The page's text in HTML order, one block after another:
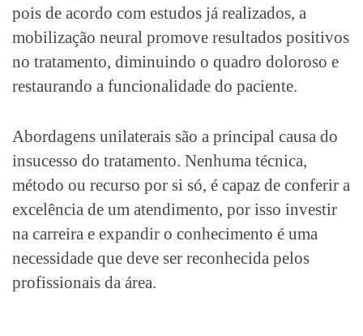
pois de acordo com estudos já realizados, a
mobilização neural promove resultados positivos
no tratamento, diminuindo o quadro doloroso e
restaurando a funcionalidade do paciente.
Abordagens unilaterais são a principal causa do
insucesso do tratamento. Nenhuma técnica,
método ou recurso por si só, é capaz de conferir a
excelência de um atendimento, por isso investir
na carreira e expandir o conhecimento é uma
necessidade que deve ser reconhecida pelos
profissionais da área.